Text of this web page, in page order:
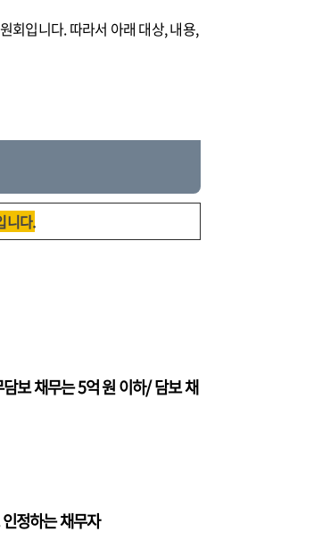
회입니다. 따라서 아래 대상, 내용,
니다.
보 채무는 5억 원 이하/ 담보 채
정하는 채무자